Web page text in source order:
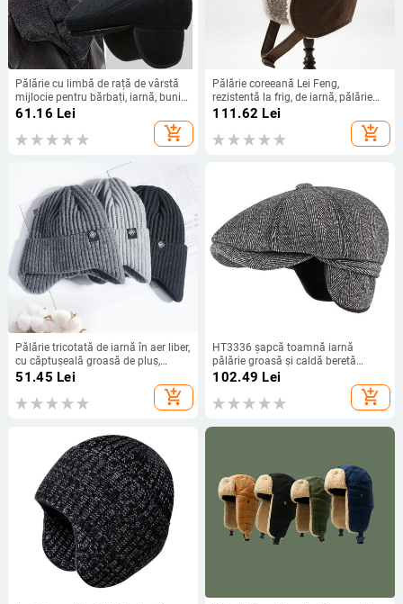
Pălărie cu limbă de rață de vârstă
mijlocie pentru bărbați, iarnă, bunic
bărbat, cadou, pălărie, tată, cu
urechi, călduță înainte, șapcă cu
limbă de rață, transport gratuit
61.16 Lei
add_shopping_cart
Pălărie coreeană Lei Feng,
rezistentă la frig, de iarnă, pălărie
îngroșată de protecție a urechilor,
pentru bărbați, în aer liber, de pluș,
căciuli de bombardier zburător
111.62 Lei
add_shopping_cart
Pălărie tricotată de iarnă în aer liber,
cu căptușeală groasă de pluș,
căptușeală, căptușeală, cu căciulă
pentru urechi, pălării de bombardier
la modă ocazională, protecția
51.45 Lei
add_shopping_cart
HT3336 șapcă toamnă iarnă
pălărie groasă și caldă beretă
bărbați șapcă bărbătească vintage
din lână beretă pălărie tată bunic
șapcă plată octogonală
102.49 Lei
add_shopping_cart